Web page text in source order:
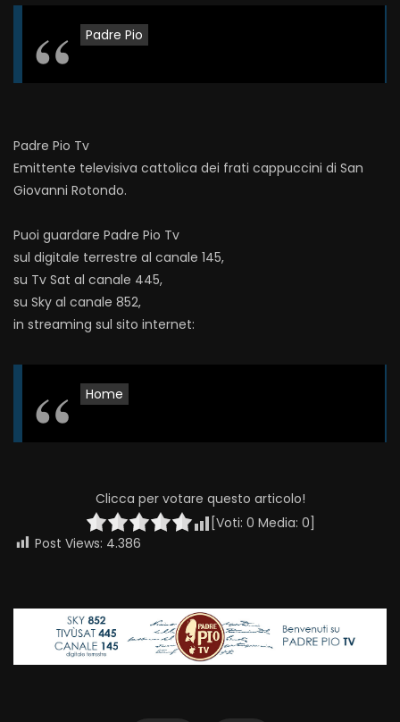
Padre Pio
Padre Pio Tv
Emittente televisiva cattolica dei frati cappuccini di San
Giovanni Rotondo.
Puoi guardare Padre Pio Tv
sul digitale terrestre al canale 145,
su Tv Sat al canale 445,
su Sky al canale 852,
in streaming sul sito internet:
Home
Clicca per votare questo articolo!
[Voti: 0 Media: 0]
Post Views: 4.386